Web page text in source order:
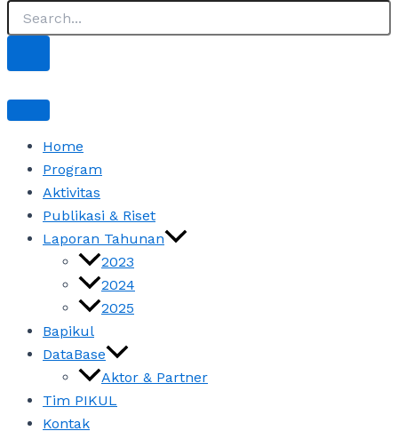
Home
Program
Aktivitas
Publikasi & Riset
Laporan Tahunan
2023
2024
2025
Bapikul
DataBase
Aktor & Partner
Tim PIKUL
Kontak